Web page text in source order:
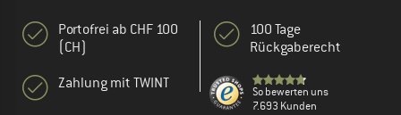
Portofrei ab CHF 100
(CH)
Zahlung mit TWINT
100 Tage
Rückgaberecht
So bewerten uns
7.693 Kunden